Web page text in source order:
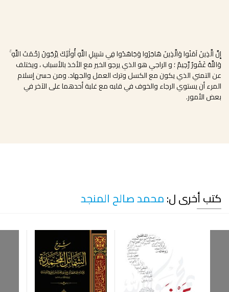
إِنَّ الَّذِينَ آمَنُوا وَالَّذِينَ هَاجَرُوا وَجَاهَدُوا فِي سَبِيلِ اللَّهِ أُولَٰئِكَ يَرْجُونَ رَحْمَتَ اللَّهِ ۚ
وَاللَّهُ غَفُورٌ رَّحِيمٌ ؛ و الراجي هو الذي يرجو الخير مع الأخذ بالأسباب ، ويختلف
عن التمني الذي يكون مع الكسل وترك العمل والجهاد. ومن حسن إسلام
المرء أن يستوي الرجاء والخوف في قلبه مع غلبة أحدهما على الآخر في
بعض الأمور.
كتب أخرى ل:محمد صالح المنجد